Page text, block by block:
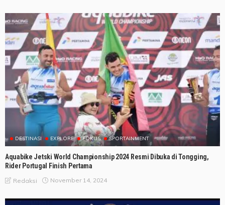
DESTINASI EXPLORE FOKUS SPORTAINMENT
Aquabike Jetski World Championship 2024 Resmi Dibuka di Tongging,
Rider Portugal Finish Pertama
Redaksi November 14, 2024